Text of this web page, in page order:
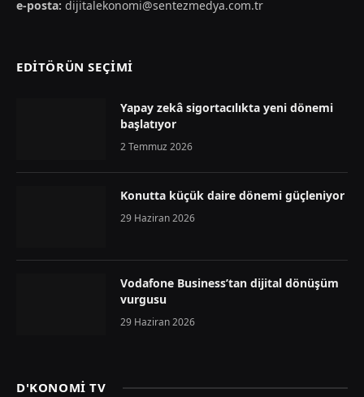
e-posta: dijitalekonomi@sentezmedya.com.tr
EDİTÖRÜN SEÇİMİ
Yapay zekâ sigortacılıkta yeni dönemi
başlatıyor
2 Temmuz 2026
Konutta küçük daire dönemi güçleniyor
29 Haziran 2026
Vodafone Business’tan dijital dönüşüm
vurgusu
29 Haziran 2026
D'KONOMİ TV